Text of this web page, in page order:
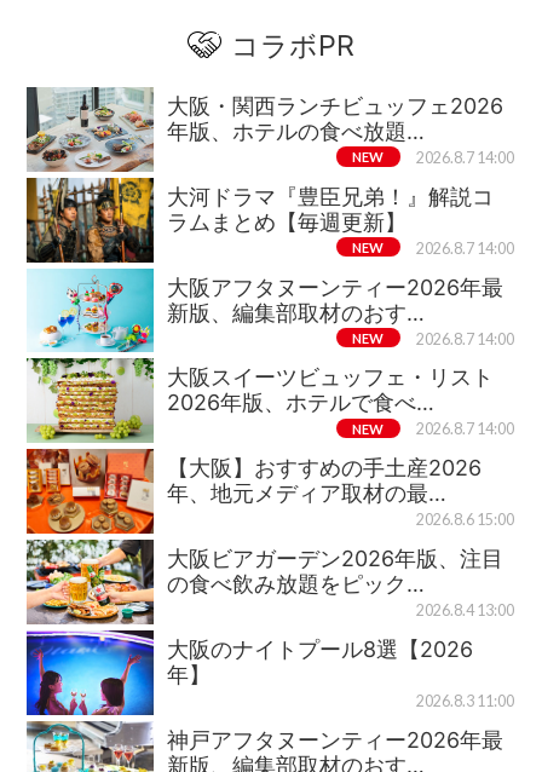
コラボPR
大阪・関西ランチビュッフェ2026
年版、ホテルの食べ放題…
NEW 2026.8.7 14:00
大河ドラマ『豊臣兄弟！』解説コ
ラムまとめ【毎週更新】
NEW 2026.8.7 14:00
大阪アフタヌーンティー2026年最
新版、編集部取材のおす…
NEW 2026.8.7 14:00
大阪スイーツビュッフェ・リスト
2026年版、ホテルで食べ…
NEW 2026.8.7 14:00
【大阪】おすすめの手土産2026
年、地元メディア取材の最…
2026.8.6 15:00
大阪ビアガーデン2026年版、注目
の食べ飲み放題をピック…
2026.8.4 13:00
大阪のナイトプール8選【2026
年】
2026.8.3 11:00
神戸アフタヌーンティー2026年最
新版、編集部取材のおす…